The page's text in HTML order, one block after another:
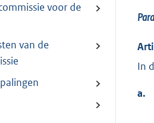
voor de
van de
In
a.